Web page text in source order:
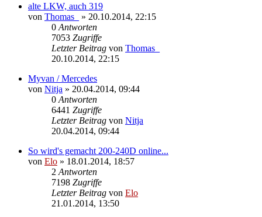
alte LKW, auch 319
von Thomas_ » 20.10.2014, 22:15
0 Antworten
7053 Zugriffe
Letzter Beitrag von Thomas_
20.10.2014, 22:15
Myvan / Mercedes
von Nitja » 20.04.2014, 09:44
0 Antworten
6441 Zugriffe
Letzter Beitrag von Nitja
20.04.2014, 09:44
So wird's gemacht 200-240D online...
von Elo » 18.01.2014, 18:57
2 Antworten
7198 Zugriffe
Letzter Beitrag von Elo
21.01.2014, 13:50